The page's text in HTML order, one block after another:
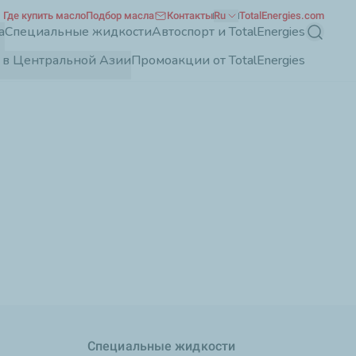
Специальные жидкостиАвтоспорт и TotalEnergies
в Центральной АзииПромоакции от TotalEnergies
Поиск
Где купить маслоПодбор масла КонтактыRu TotalEnergies.com
Специальные жидкости